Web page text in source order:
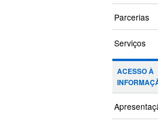
Parcerias
Serviços
ACESSO À